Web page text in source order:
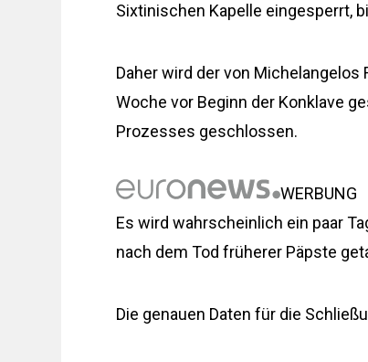
Sixtinischen Kapelle eingesperrt,
Daher wird der von
Woche vor Beginn der Konklave
Prozesses geschlossen.
WERBUNG
Es wird wahrscheinlich ein paar
nach dem Tod früherer Päpste
Die genauen Daten für die